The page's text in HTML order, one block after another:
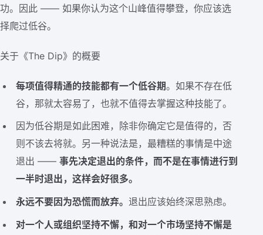
功。因此 —— 如果你认为这个山峰值得攀登，你应该选
择爬过低谷。
关于《The Dip》的概要
每项值得精通的技能都有一个低谷期。如果不存在低
谷，那就太容易了，也就不值得去掌握这种技能了。
因为低谷期是如此困难，除非你确定它是值得的，否
则不该去将就。另一种说法是，最糟糕的事情是中途
退出 ——事先决定退出的条件，而不是在事情进行到
一半时退出，这样会好很多。
永远不要因为恐慌而放弃。退出应该始终深思熟虑。
对一个人或组织坚持不懈，和对一个市场坚持不懈是